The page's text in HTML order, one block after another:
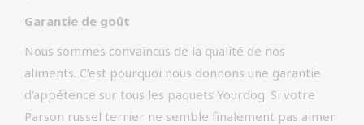
Garantie de goût
Nous sommes convaincus de la qualité de nos
aliments. C’est pourquoi nous donnons une garantie
d’appétence sur tous les paquets Yourdog. Si votre
Parson russel terrier ne semble finalement pas aimer